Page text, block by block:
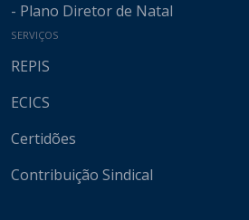
- Plano Diretor de Natal
SERVIÇOS
REPIS
ECICS
Certidões
Contribuição Sindical